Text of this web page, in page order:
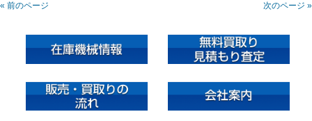
« 前のページ 次のページ »